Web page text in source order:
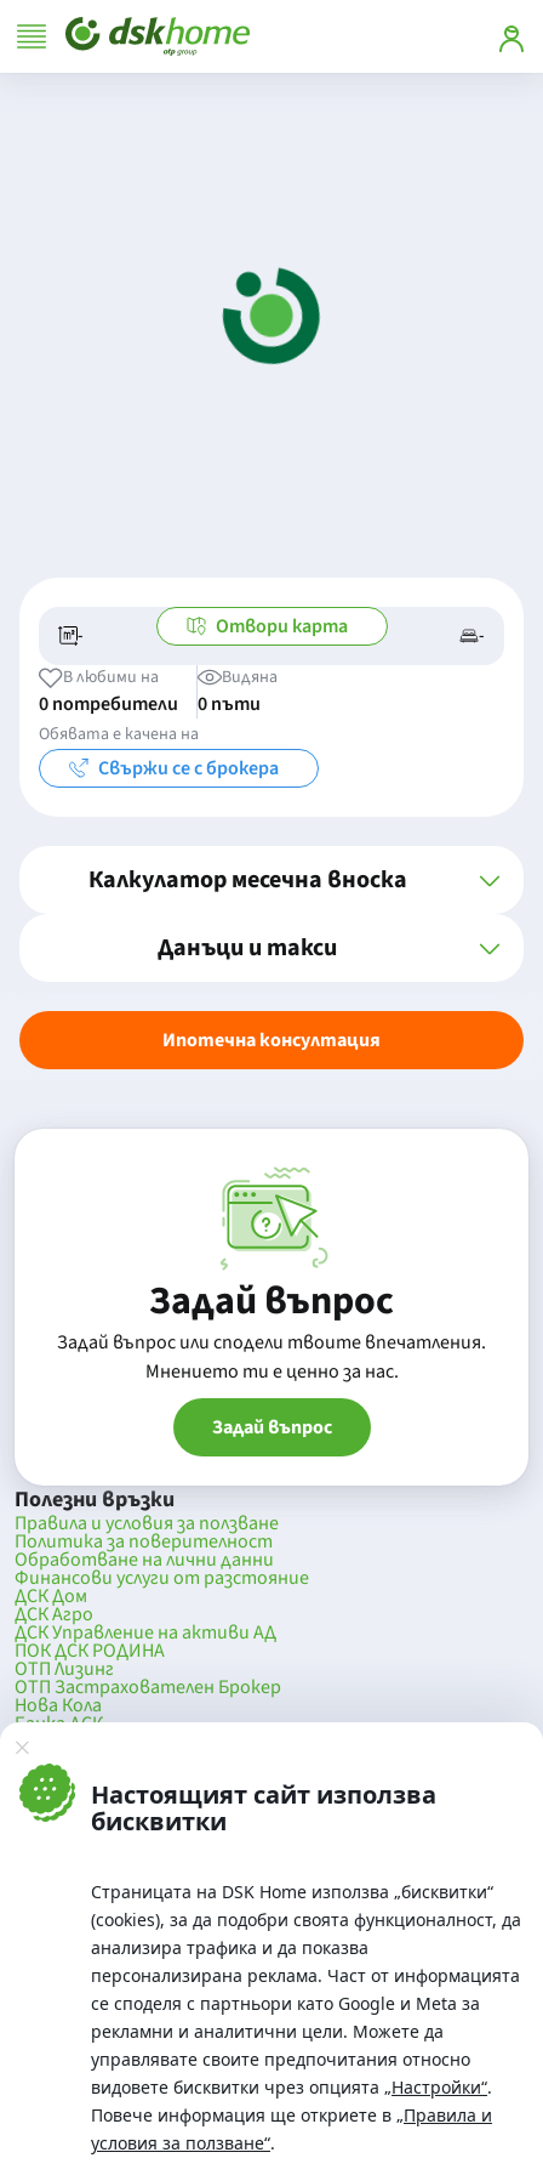
Настоящият сайт използва
бисквитки
Страницата на DSK Home използва „бисквитки“
(cookies), за да подобри своята функционалност, да
анализира трафика и да показва
персонализирана реклама. Част от информацията
се споделя с партньори като Google и Meta за
рекламни и аналитични цели. Можете да
управлявате своите предпочитания относно
видовете бисквитки чрез опцията „Настройки“.
Повече информация ще откриете в „Правила и
условия за ползване“.
- -/- -
Отвори карта
В любими на
0 потребители
Видяна
0 пъти
Обявата е качена на
Свържи се с брокера
Калкулатор месечна вноска
Данъци и такси
Ипотечна консултация
Задай въпрос
Задай въпрос или сподели твоите впечатления.
Mнението ти е ценно за нас.
Задай въпрос
Полезни връзки
Правила и условия за ползване
Политика за поверителност
Обработване на лични данни
Финансови услуги от разстояние
ДСК Дом
ДСК Агро
ДСК Управление на активи АД
ПОК ДСК РОДИНА
ОТП Лизинг
ОТП Застрахователен Брокер
Нова Кола
Банка ДСК
DSK Mobile
Оферти за продажба от Банка ДСК
Клонова мрежа и банкомати
До началото на страницата
Телефон:
0700 10 375 / *2375
Московска No.19 / ул. Г. Бенковски No. 5, София 1036
SWIFT/BIC: